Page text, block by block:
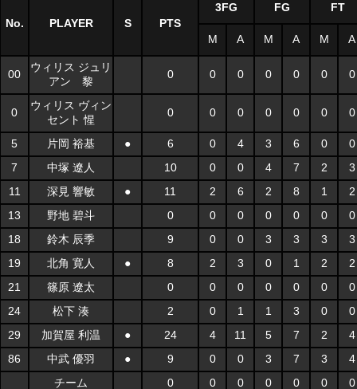
No. PLAYER S PTS
3FG FG FT
M A M A M A
00
ウィリス ジュリ
アン 黎
0 0 0 0 0 0 0
0
ウィリス ヴィン
セント 惺
0 0 0 0 0 0 0
5 片岡 裕基 ● 6 0 4 3 6 0
0
7
中塚 遼人 10 0 0 4 7 2
3
11
深見 響敏 ● 11 2 6 2 8 1
2
13
野地 碧斗 0 0 0 0 0 0
0
18
鈴木 辰季 9 0 0 3 3 3
3
19
北角 寛人 ● 8 2 3 0 1 2
2
21
篠原 遼太 0 0 0 0 0 0
0
24
松下 湊 2 0 1 1 3 0
0
29
加賀屋 利温 ● 24 4 11 5 7 2
4
86
中武 優羽 ● 9 0 0 3 7 3
4
チーム
0 0 0 0 0 0 0